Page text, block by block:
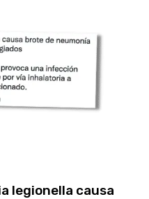
legionella causa